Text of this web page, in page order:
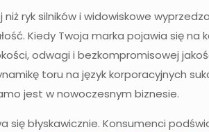
ryk silników i widowiskowe
Kiedy Twoja marka pojawia się
odwagi i bezkompromisowej
toru na język korporacyjnych
jest w nowoczesnym biznesie.
się błyskawicznie. Konsumenci